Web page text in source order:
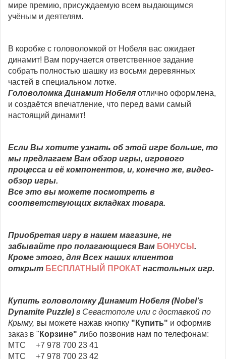
мире премию, присуждаемую всем выдающимся
учёным и деятелям.
В коробке с головоломкой от Нобеля вас ожидает
динамит! Вам поручается ответственное задание
собрать полностью шашку из восьми деревянных
частей в специальном лотке.
Головоломка Динамит Нобеля отлично оформлена,
и создаётся впечатление, что перед вами самый
настоящий динамит!
Если Вы хотите узнать об этой игре больше, то
мы предлагаем Вам обзор игры, игрового
процесса и её компонентов, и, конечно же, видео-
обзор игры.
Все это вы можете посмотреть в
соответствующих вкладках товара.
Приобретая игру в нашем магазине, не
забывайте про полагающиеся Вам БОНУСЫ .
Кроме этого, для Всех наших клиентов
открыт БЕСПЛАТНЫЙ ПРОКАТ настольных игр.
Купить головоломку Динамит Нобеля (Nobel’s
Dynamite Puzzle) в Севастополе или с доставкой по
Крыму, вы можете нажав кнопку "Купить" и оформив
заказ в " Корзине" либо позвонив нам по телефонам:
МТС +7 978 700 23 41
МТС +7 978 700 23 42